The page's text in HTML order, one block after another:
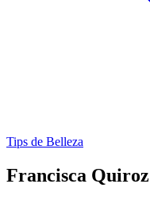
Tips de Belleza
Francisca Quiroz